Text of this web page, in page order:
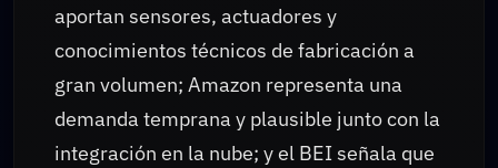
aportan sensores, actuadores y
conocimientos técnicos de fabricación a
gran volumen; Amazon representa una
demanda temprana y plausible junto con la
integración en la nube; y el BEI señala que